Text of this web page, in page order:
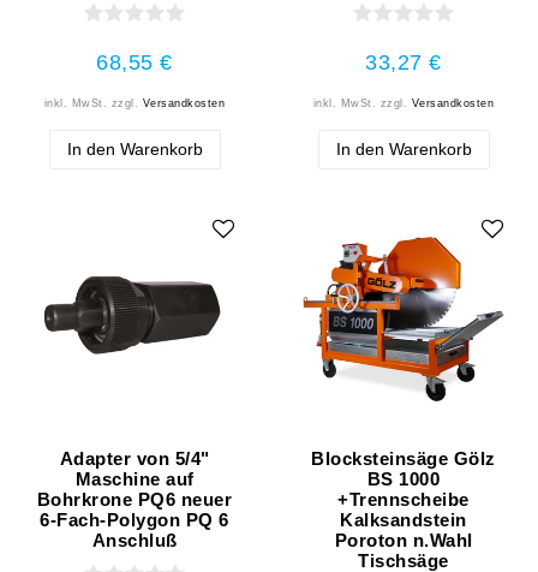
68,55 €
inkl. MwSt. zzgl. Versandkosten
In den Warenkorb
33,27 €
inkl. MwSt. zzgl. Versandkosten
In den Warenkorb
Adapter von 5/4"
Maschine auf
Bohrkrone PQ6 neuer
6-Fach-Polygon PQ 6
Anschluß
Blocksteinsäge Gölz
BS 1000
+Trennscheibe
Kalksandstein
Poroton n.Wahl
Tischsäge